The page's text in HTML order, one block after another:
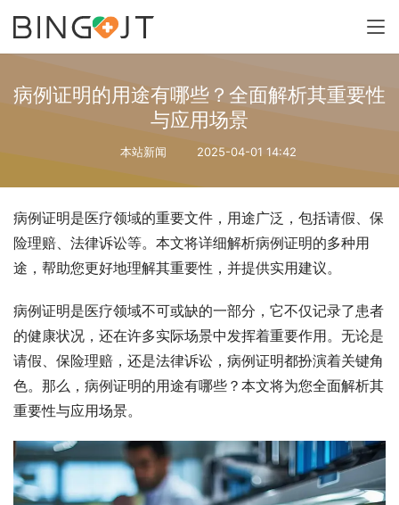
病例证明的用途有哪些？全面解析其重要性
与应用场景
本站新闻 2025-04-01 14:42
病例证明是医疗领域的重要文件，用途广泛，包括请假、保
险理赔、法律诉讼等。本文将详细解析病例证明的多种用
途，帮助您更好地理解其重要性，并提供实用建议。
病例证明是医疗领域不可或缺的一部分，它不仅记录了患者
的健康状况，还在许多实际场景中发挥着重要作用。无论是
请假、保险理赔，还是法律诉讼，病例证明都扮演着关键角
色。那么，病例证明的用途有哪些？本文将为您全面解析其
重要性与应用场景。